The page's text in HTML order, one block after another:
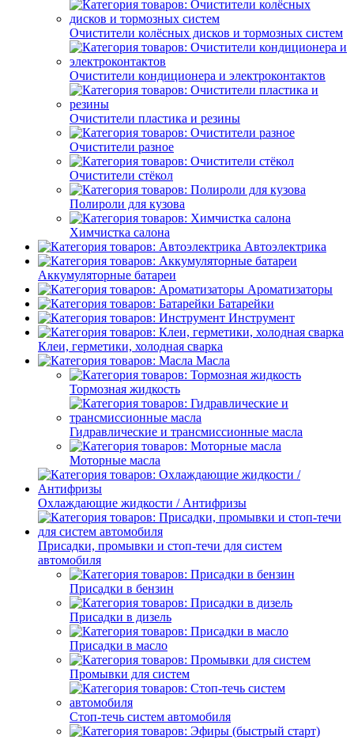
Очистители колёсных дисков и тормозных систем
Очистители кондиционера и электроконтактов
Очистители пластика и резины
Очистители разное
Очистители стёкол
Полироли для кузова
Химчистка салона
Автоэлектрика
Аккумуляторные батареи
Ароматизаторы
Батарейки
Инструмент
Клеи, герметики, холодная сварка
Масла
Тормозная жидкость
Гидравлические и трансмиссионные масла
Моторные масла
Охлаждающие жидкости / Антифризы
Присадки, промывки и стоп-течи для систем
автомобиля
Присадки в бензин
Присадки в дизель
Присадки в масло
Промывки для систем
Стоп-течь систем автомобиля